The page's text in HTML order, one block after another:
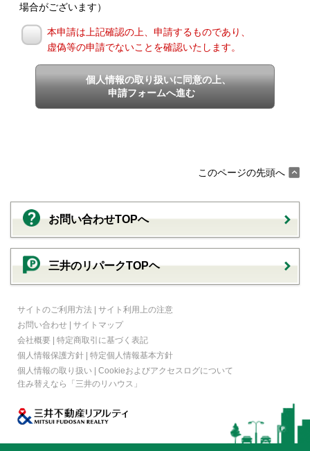
場合がございます）
本申請は上記確認の上、申請するものであり、
虚偽等の申請でないことを確認いたします。
個人情報の取り扱いに同意の上、
申請フォームへ進む
このページの先頭へ
お問い合わせTOPへ
三井のリパークTOPヘ
サイトのご利用方法 | サイト利用上の注意
お問い合わせ | サイトマップ
会社概要 | 特定商取引に基づく表記
個人情報保護方針 | 特定個人情報基本方針
個人情報の取り扱い | Cookieおよびアクセスログについて
住み替えなら
「三井のリハウス」